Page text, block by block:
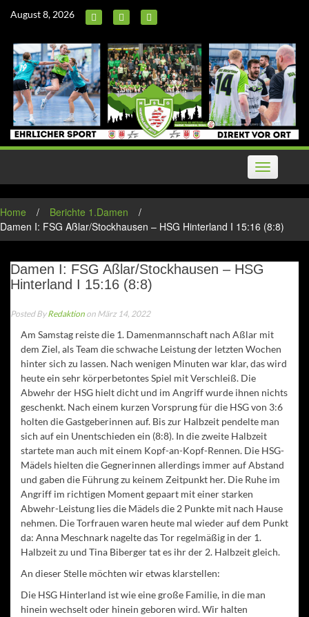
August 8, 2026
Toggle
navigation
Home / Berichte 1.Damen
/
Damen I: FSG Aßlar/Stockhausen – HSG Hinterland I 15:16 (8:8)
Damen I: FSG Aßlar/Stockhausen – HSG
Hinterland I 15:16 (8:8)
Posted ByRedaktion on März 14, 2022
Am Samstag reiste die 1. Damenmannschaft nach Aßlar mit
dem Ziel, als Team die schwache Leistung der letzten Wochen
hinter sich zu lassen. Nach wenigen Minuten war klar, das wird
heute ein sehr körperbetontes Spiel mit Verschleiß. Die
Abwehr der HSG hielt dicht und im Angriff wurde ihnen nichts
geschenkt. Nach einem kurzen Vorsprung für die HSG von 3:6
holten die Gastgeberinnen auf. Bis zur Halbzeit pendelte man
sich auf ein Unentschieden ein (8:8). In die zweite Halbzeit
startete man auch mit einem Kopf-an-Kopf-Rennen. Die HSG-
Mädels hielten die Gegnerinnen allerdings immer auf Abstand
und gaben die Führung zu keinem Zeitpunkt her. Die Ruhe im
Angriff im richtigen Moment gepaart mit einer starken
Abwehr-Leistung lies die Mädels die 2 Punkte mit nach Hause
nehmen. Die Torfrauen waren heute mal wieder auf dem Punkt
da: Anna Meschnark nagelte das Tor regelmäßig in der 1.
Halbzeit zu und Tina Biberger tat es ihr der 2. Halbzeit gleich.
An dieser Stelle möchten wir etwas klarstellen:
Die HSG Hinterland ist wie eine große Familie, in die man
hinein wechselt oder hinein geboren wird. Wir halten